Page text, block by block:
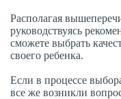
Располагая
руководствуясь
сможете выбрать
своего ребенка.
Если в процессе
все же возникли